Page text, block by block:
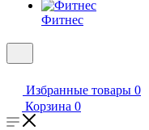
Фитнес
Избранные товары 0
Корзина 0